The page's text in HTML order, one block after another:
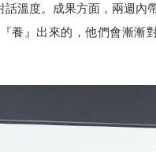
溫度。成果方面，兩週
養』出來的，他們會漸漸